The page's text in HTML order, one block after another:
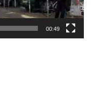
00:49